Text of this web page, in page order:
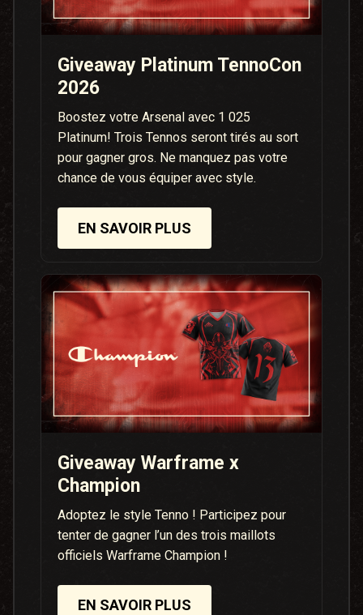
Giveaway Platinum TennoCon
2026
Boostez votre Arsenal avec 1 025
Platinum! Trois Tennos seront tirés au sort
pour gagner gros. Ne manquez pas votre
chance de vous équiper avec style.
EN SAVOIR PLUS
Giveaway Warframe x
Champion
Adoptez le style Tenno ! Participez pour
tenter de gagner l’un des trois maillots
officiels Warframe Champion !
EN SAVOIR PLUS